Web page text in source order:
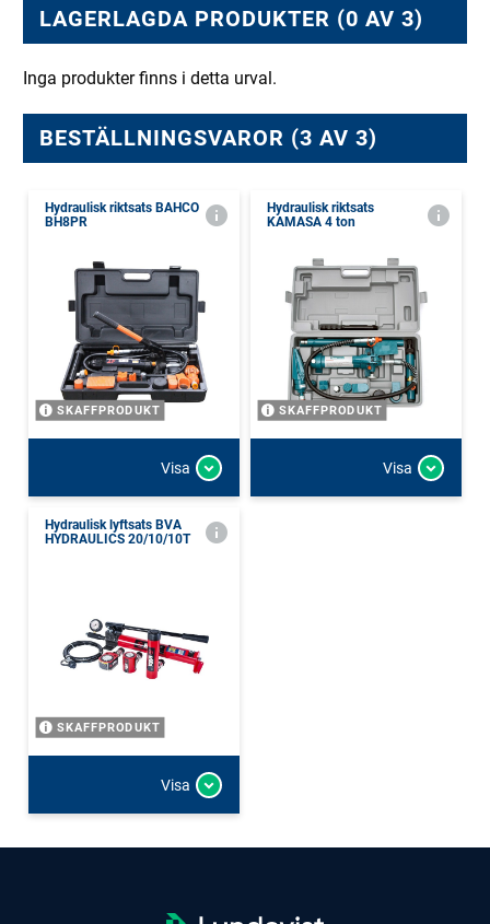
LAGERLAGDA PRODUKTER (0 AV 3)
Inga produkter finns i detta urval.
BESTÄLLNINGSVAROR (3 AV 3)
Hydraulisk riktsats BAHCO
BH8PR
SKAFFPRODUKT
Visa
Hydraulisk riktsats
KAMASA 4 ton
SKAFFPRODUKT
Visa
Hydraulisk lyftsats BVA
HYDRAULICS 20/10/10T
SKAFFPRODUKT
Visa